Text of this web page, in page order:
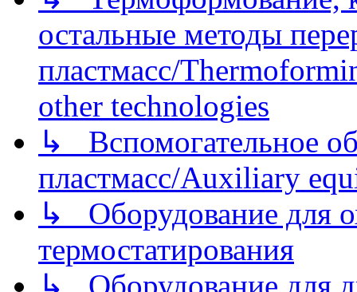
остальные методы
пластмасс/
other technologies
↳ Вспомогательное
пластмасс/Auxiliary
↳ Оборудование для
термостатирования